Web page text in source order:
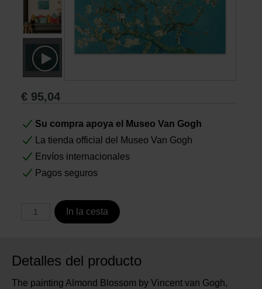
Libros
Lienzos y Láminas
Regalos
€ 95,04
Su compra apoya el Museo Van Gogh
La tienda official del Museo Van Gogh
Envíos internacionales
Pagos seguros
In la cesta
Detalles del producto
The painting Almond Blossom by Vincent van Gogh,